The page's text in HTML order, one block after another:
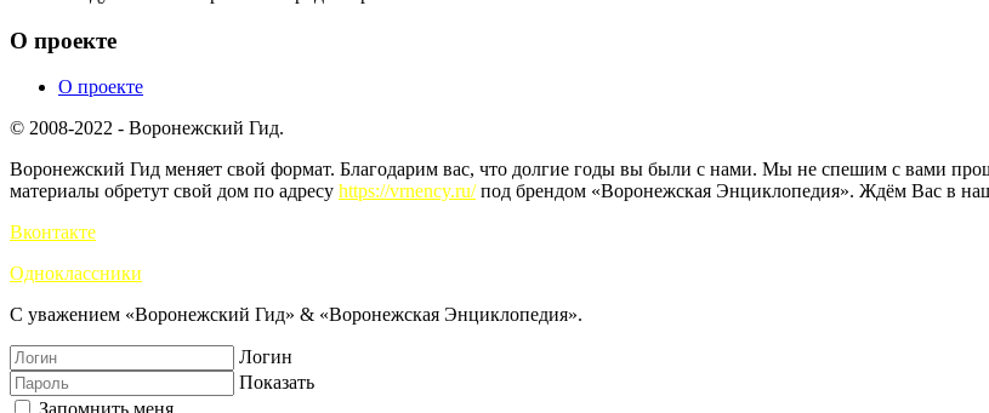
О проекте
О проекте
© 2008-2022 - Воронежский Гид.
Воронежский Гид меняет свой формат. Благодарим вас, что долгие годы вы были с нами. Мы не спешим с вами
материалы обретут свой дом по адресу https://vrnency.ru/под брендом «Воронежская Энциклопедия». Ждём Вас в
Вконтакте
Одноклассники
С уважением «Воронежский Гид» & «Воронежская Энциклопедия».
Логин
Показать